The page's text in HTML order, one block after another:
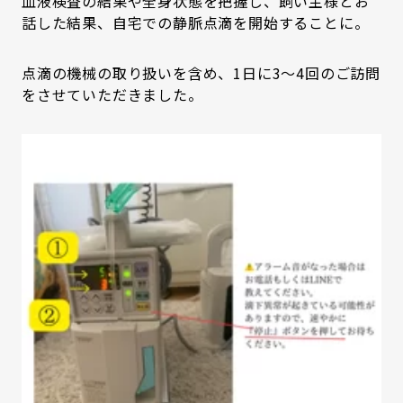
話した結果、自宅での静脈点滴を開始することに。
点滴の機械の取り扱いを含め、1日に3～4回のご訪問
をさせていただきました。